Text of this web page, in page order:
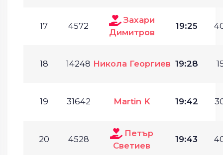
17 4572
Захари
Димитров
19:25
18 14248 Никола Георгиев 19:28
19 31642 Martin K 19:42
20 4528
Петър
Светиев
19:43